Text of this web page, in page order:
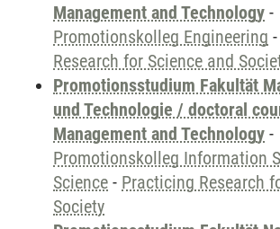
Management and Technology -
Promotionskolleg Engineering -
Research for Science and
Promotionsstudium Fakultät
und Technologie / doctoral
Management and Technology -
Promotionskolleg Information
Science - Practicing Research
Society